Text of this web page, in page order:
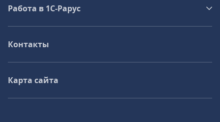
Работа в 1С‑Рарус
Контакты
Карта сайта